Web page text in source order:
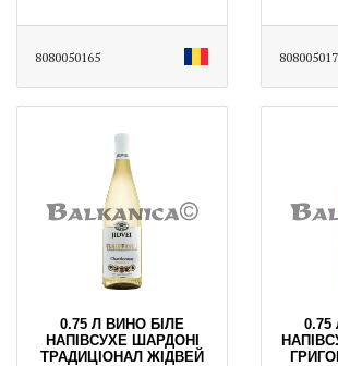
8080050165
0.75 Л ВИНО БІЛЕ
НАПІВСУХЕ ШАРДОНІ
ТРАДИЦІОНАЛ ЖІДВЕЙ
0.75